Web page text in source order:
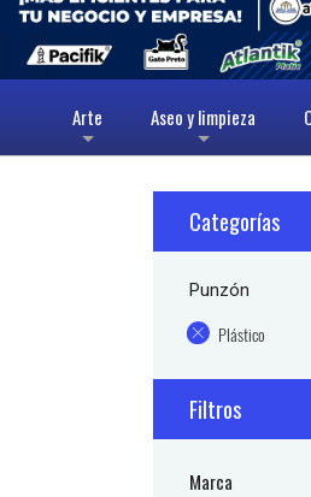
+
Arte
+
Aseo y limpieza
Categorías
Punzón
Plástico
Filtros
Marca